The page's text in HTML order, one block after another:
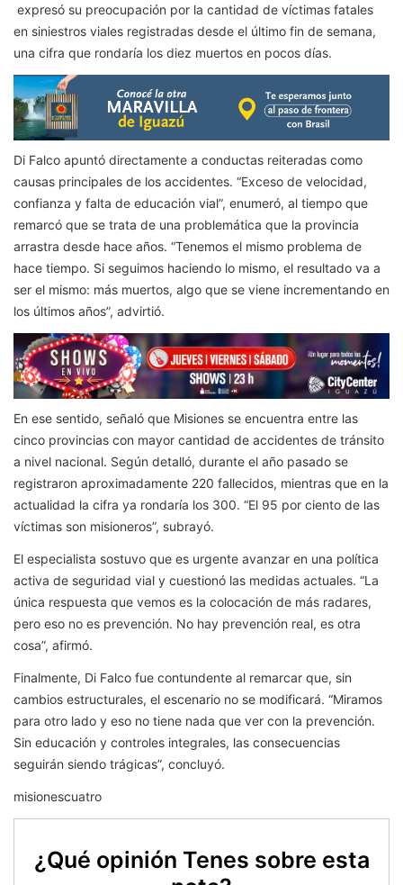
expresó su preocupación por la cantidad de víctimas fatales
en siniestros viales registradas desde el último fin de semana,
una cifra que rondaría los diez muertos en pocos días.
Di Falco apuntó directamente a conductas reiteradas como
causas principales de los accidentes. “Exceso de velocidad,
confianza y falta de educación vial”, enumeró, al tiempo que
remarcó que se trata de una problemática que la provincia
arrastra desde hace años. “Tenemos el mismo problema de
hace tiempo. Si seguimos haciendo lo mismo, el resultado va a
ser el mismo: más muertos, algo que se viene incrementando en
los últimos años”, advirtió.
En ese sentido, señaló que Misiones se encuentra entre las
cinco provincias con mayor cantidad de accidentes de tránsito
a nivel nacional. Según detalló, durante el año pasado se
registraron aproximadamente 220 fallecidos, mientras que en la
actualidad la cifra ya rondaría los 300. “El 95 por ciento de las
víctimas son misioneros”, subrayó.
El especialista sostuvo que es urgente avanzar en una política
activa de seguridad vial y cuestionó las medidas actuales. “La
única respuesta que vemos es la colocación de más radares,
pero eso no es prevención. No hay prevención real, es otra
cosa”, afirmó.
Finalmente, Di Falco fue contundente al remarcar que, sin
cambios estructurales, el escenario no se modificará. “Miramos
para otro lado y eso no tiene nada que ver con la prevención.
Sin educación y controles integrales, las consecuencias
seguirán siendo trágicas”, concluyó.
misionescuatro
¿Qué opinión Tenes sobre esta